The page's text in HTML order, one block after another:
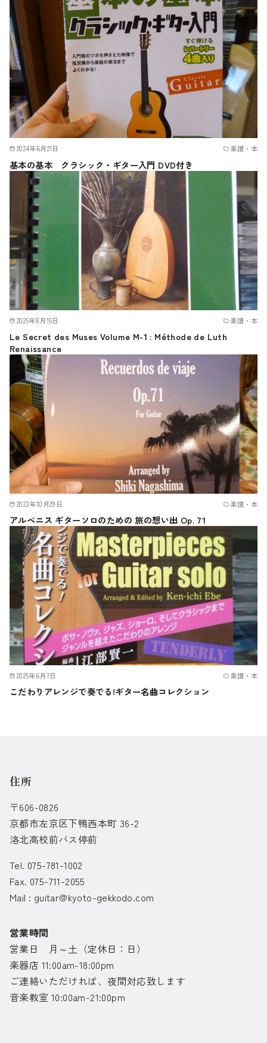
2024年6月21日 楽譜・本
基本の基本 クラシック・ギター入門 DVD付き
2025年8月15日 楽譜・本
Le Secret des Muses Volume M-1 : Méthode de Luth
Renaissance
2023年10月29日 楽譜・本
アルベニス ギターソロのための 旅の想い出 Op. 71
2025年6月7日 楽譜・本
こだわりアレンジで奏でる!ギター名曲コレクション
住所
〒606-0826
京都市左京区下鴨西本町 36-2
洛北高校前バス停前
Tel. 075-781-1002
Fax. 075-711-2055
Mail : guitar@kyoto-gekkodo.com
営業時間
営業日 月～土（定休日：日）
楽器店 11:00am-18:00pm
ご連絡いただければ、夜間対応致します
音楽教室 10:00am-21:00pm